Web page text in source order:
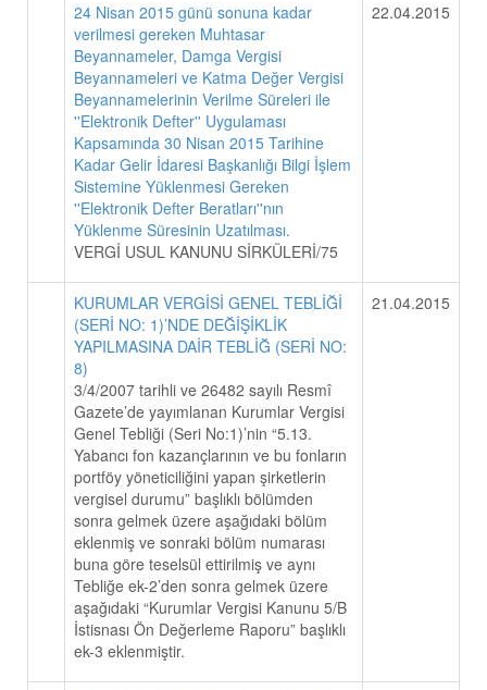
24 Nisan 2015 günü sonuna kadar
verilmesi gereken Muhtasar
Beyannameler, Damga Vergisi
Beyannameleri ve Katma Değer Vergisi
Beyannamelerinin Verilme Süreleri ile
''Elektronik Defter'' Uygulaması
Kapsamında 30 Nisan 2015 Tarihine
Kadar Gelir İdaresi Başkanlığı Bilgi İşlem
Sistemine Yüklenmesi Gereken
''Elektronik Defter Beratları''nın
Yüklenme Süresinin Uzatılması.
VERGİ USUL KANUNU SİRKÜLERİ/75
22.04.2015
KURUMLAR VERGİSİ GENEL TEBLİĞİ
(SERİ NO: 1)’NDE DEĞİŞİKLİK
YAPILMASINA DAİR TEBLİĞ (SERİ NO:
8)
3/4/2007 tarihli ve 26482 sayılı Resmî
Gazete’de yayımlanan Kurumlar Vergisi
Genel Tebliği (Seri No:1)’nin “5.13.
Yabancı fon kazançlarının ve bu fonların
portföy yöneticiliğini yapan şirketlerin
vergisel durumu” başlıklı bölümden
sonra gelmek üzere aşağıdaki bölüm
eklenmiş ve sonraki bölüm numarası
buna göre teselsül ettirilmiş ve aynı
Tebliğe ek-2’den sonra gelmek üzere
aşağıdaki “Kurumlar Vergisi Kanunu 5/B
İstisnası Ön Değerleme Raporu” başlıklı
ek-3 eklenmiştir.
21.04.2015